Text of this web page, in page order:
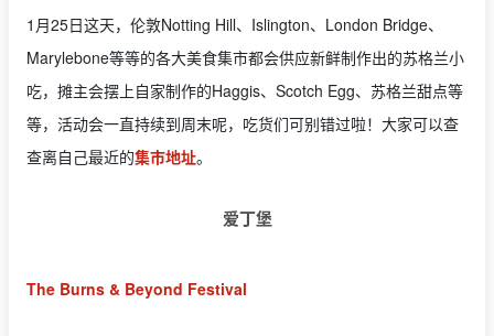
1月25日这天，伦敦Notting Hill、Islington、London Bridge、
Marylebone等等的各大美食集市都会供应新鲜制作出的苏格兰小
吃，摊主会摆上自家制作的Haggis、Scotch Egg、苏格兰甜点等
等，活动会一直持续到周末呢，吃货们可别错过啦！大家可以查
查离自己最近的集市地址。
爱丁堡
The Burns & Beyond Festival